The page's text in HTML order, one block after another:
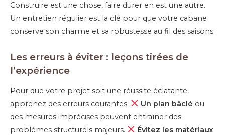
Construire est une chose, faire durer en est une autre.
Un entretien régulier est la clé pour que votre cabane
conserve son charme et sa robustesse au fil des saisons.
Les erreurs à éviter : leçons tirées de
l’expérience
Pour que votre projet soit une réussite éclatante,
apprenez des erreurs courantes.
Un plan bâclé ou
des mesures imprécises peuvent entraîner des
problèmes structurels majeurs.
Évitez les matériaux